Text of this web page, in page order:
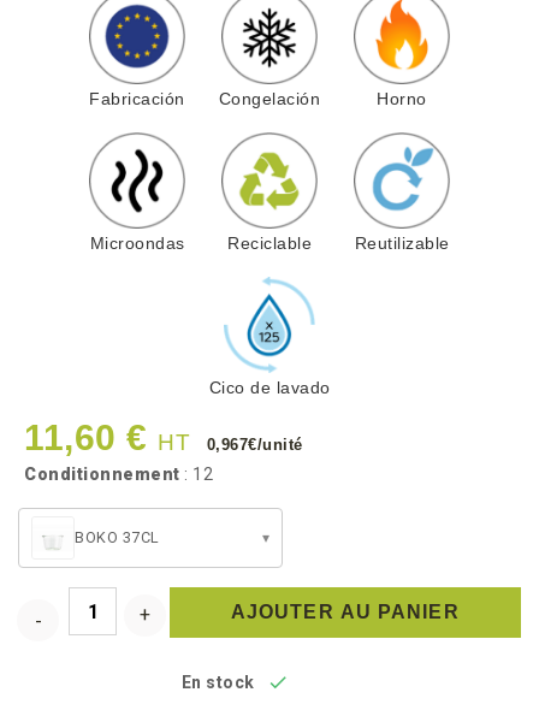
Fabricación Congelación Horno
Microondas Reciclable Reutilizable
Cico de lavado
11,60 € HT 0,967€/unité
Conditionnement : 12
BOKO 37CL ▾
AJOUTER AU PANIER
En stock 